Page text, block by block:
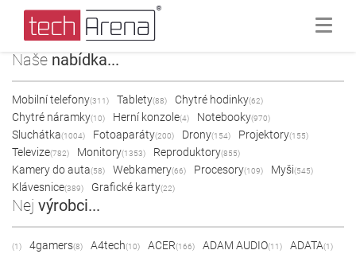
Naše nabídka...
Mobilní telefony(311) Tablety(88) Chytré hodinky(62)
Chytré náramky(10) Herní konzole(4) Notebooky(970)
Sluchátka(1004) Fotoaparáty(200) Drony(154) Projektory(155)
Televize(782) Monitory(1353) Reproduktory(855)
Kamery do auta(58) Webkamery(66) Procesory(109) Myši(545)
Klávesnice(389) Grafické karty(22)
Nej výrobci...
(1) 4gamers(8) A4tech(10) ACER(166) ADAM AUDIO(11) ADATA(1)